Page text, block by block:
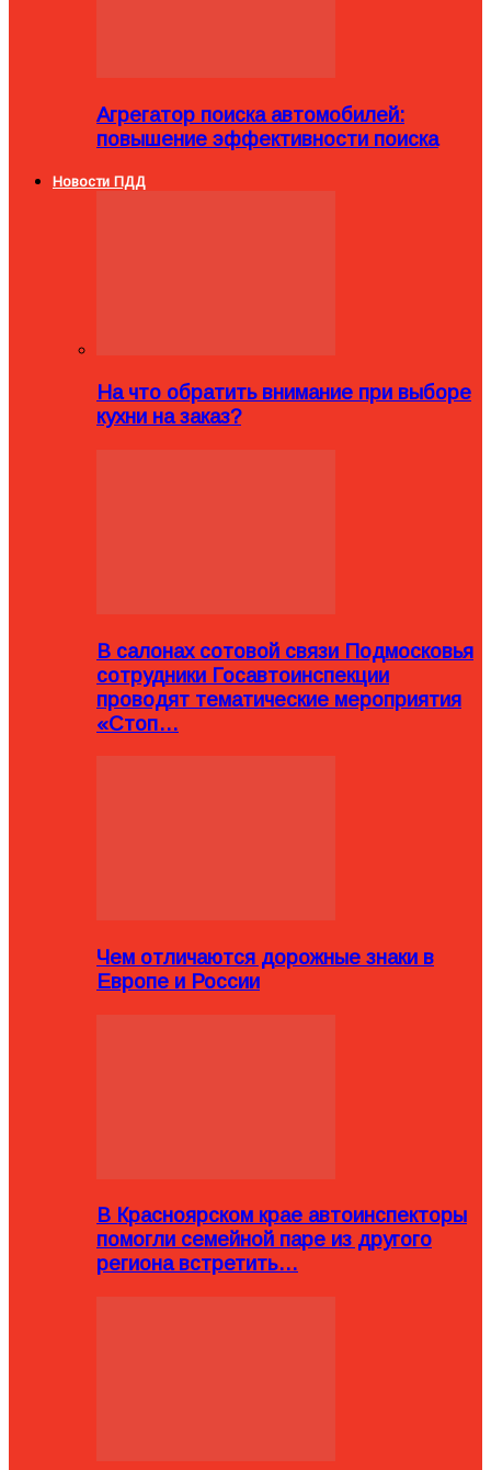
Агрегатор поиска автомобилей:
повышение эффективности поиска
Новости ПДД
На что обратить внимание при выборе
кухни на заказ?
В салонах сотовой связи Подмосковья
сотрудники Госавтоинспекции
проводят тематические мероприятия
«Стоп…
Чем отличаются дорожные знаки в
Европе и России
В Красноярском крае автоинспекторы
помогли семейной паре из другого
региона встретить…